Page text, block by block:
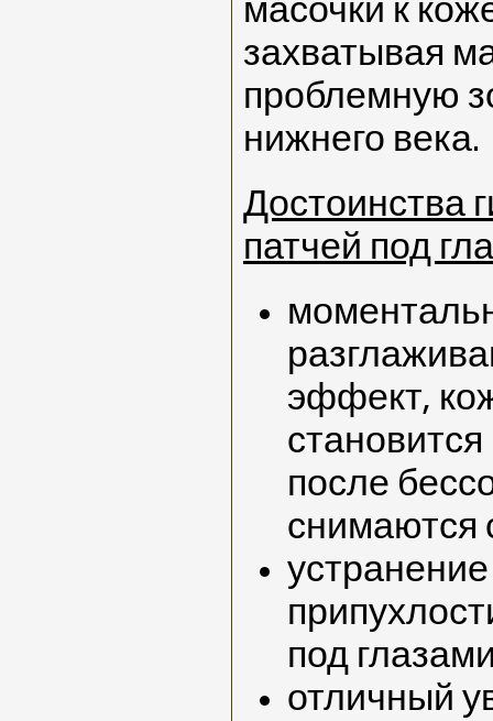
масочки к
захватывая
проблемную
нижнего века.
Достоинства
патчей под
эффект,
после
снимаются
под
отличный